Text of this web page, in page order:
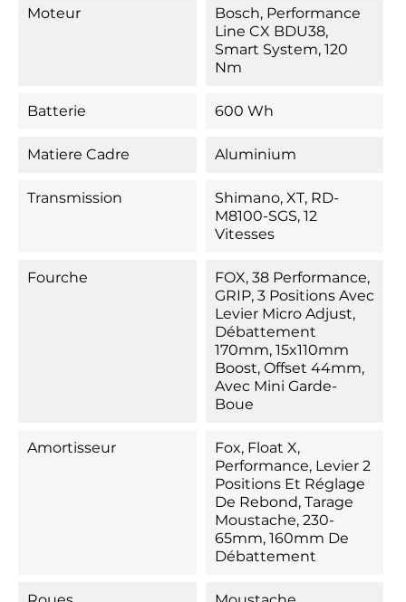
Moteur
Bosch, Performance
Line CX BDU38,
Smart System, 120
Nm
Batterie 600 Wh
Matiere Cadre Aluminium
Transmission
Shimano, XT, RD-
M8100-SGS, 12
Vitesses
Fourche
FOX, 38 Performance,
GRIP, 3 Positions Avec
Levier Micro Adjust,
Débattement
170mm, 15x110mm
Boost, Offset 44mm,
Avec Mini Garde-
Boue
Amortisseur
Fox, Float X,
Performance, Levier 2
Positions Et Réglage
De Rebond, Tarage
Moustache, 230-
65mm, 160mm De
Débattement